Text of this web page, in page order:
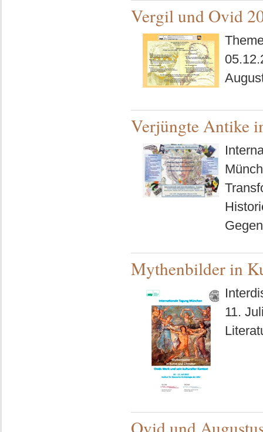
Vergil und Ovid
Verjüngte Antike
Mythenbilder in
11.